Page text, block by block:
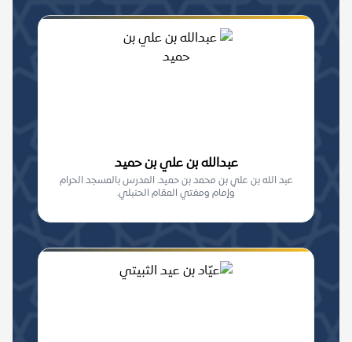
عبدالله بن علي بن حميد
عبد الله بن علي بن محمد بن حميد. المدرس بالمسجد الحرام
وإمام ومفتي المقام الحنبلي.